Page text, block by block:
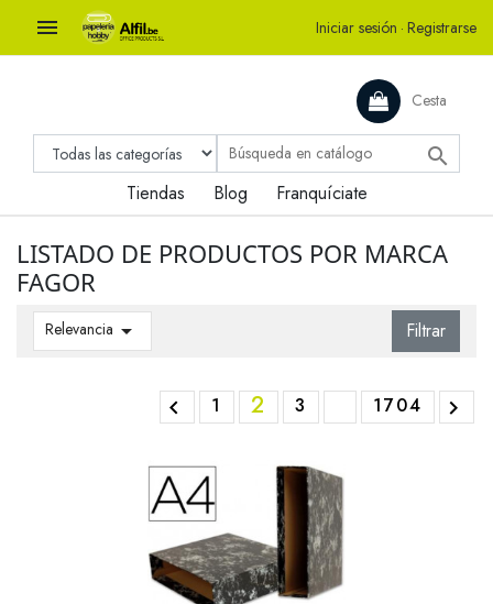
 Iniciar sesión · Registrarse
Cesta

Tiendas Blog Franquíciate
LISTADO DE PRODUCTOS POR MARCA
FAGOR
Relevancia  Filtrar
 1 2 3 1704 